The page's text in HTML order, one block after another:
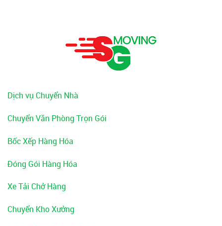
Dịch vụ Chuyển Nhà
Chuyển Văn Phòng Trọn Gói
Bốc Xếp Hàng Hóa
Đóng Gói Hàng Hóa
Xe Tải Chở Hàng
Chuyển Kho Xưởng